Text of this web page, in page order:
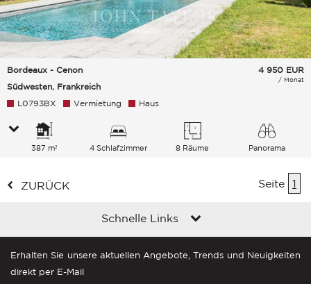
Bordeaux - Cenon
Südwesten, Frankreich
4 950 EUR
/ Monat
L0793BX Vermietung Haus
387 m² 4 Schlafzimmer 8 Räume
Panorama
ZURÜCK Seite 1
Schnelle Links
Erhalten Sie unsere aktuellen Angebote, Trends und Neuigkeiten
direkt per E-Mail